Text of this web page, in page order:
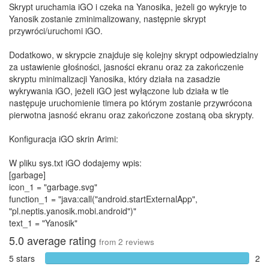
Skrypt uruchamia iGO i czeka na Yanosika, jeżeli go wykryje to
Yanosik zostanie zminimalizowany, następnie skrypt
przywróci/uruchomi iGO.
Dodatkowo, w skrypcie znajduje się kolejny skrypt odpowiedzialny
za ustawienie głośności, jasności ekranu oraz za zakończenie
skryptu minimalizacji Yanosika, który działa na zasadzie
wykrywania iGO, jeżeli iGO jest wyłączone lub działa w tle
następuje uruchomienie timera po którym zostanie przywrócona
pierwotna jasność ekranu oraz zakończone zostaną oba skrypty.
Konfiguracja iGO skrin Arimi:
W pliku sys.txt iGO dodajemy wpis:
[garbage]
icon_1 = "garbage.svg"
function_1 = "java:call("android.startExternalApp",
"pl.neptis.yanosik.mobi.android")"
text_1 = "Yanosik"
5.0 average rating from 2 reviews
5 stars 2